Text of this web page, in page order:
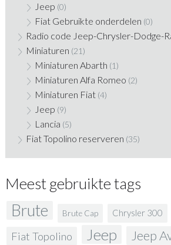
Jeep (0)
Fiat Gebruikte onderdelen (0)
Radio code Jeep-Chrysler-Dodge-
Miniaturen (21)
Miniaturen Abarth (1)
Miniaturen Alfa Romeo (2)
Miniaturen Fiat (4)
Jeep (9)
Lancia (5)
Fiat Topolino reserveren (35)
Meest gebruikte tags
Brute Brute Cap Chrysler 300
Fiat Topolino Jeep Jeep